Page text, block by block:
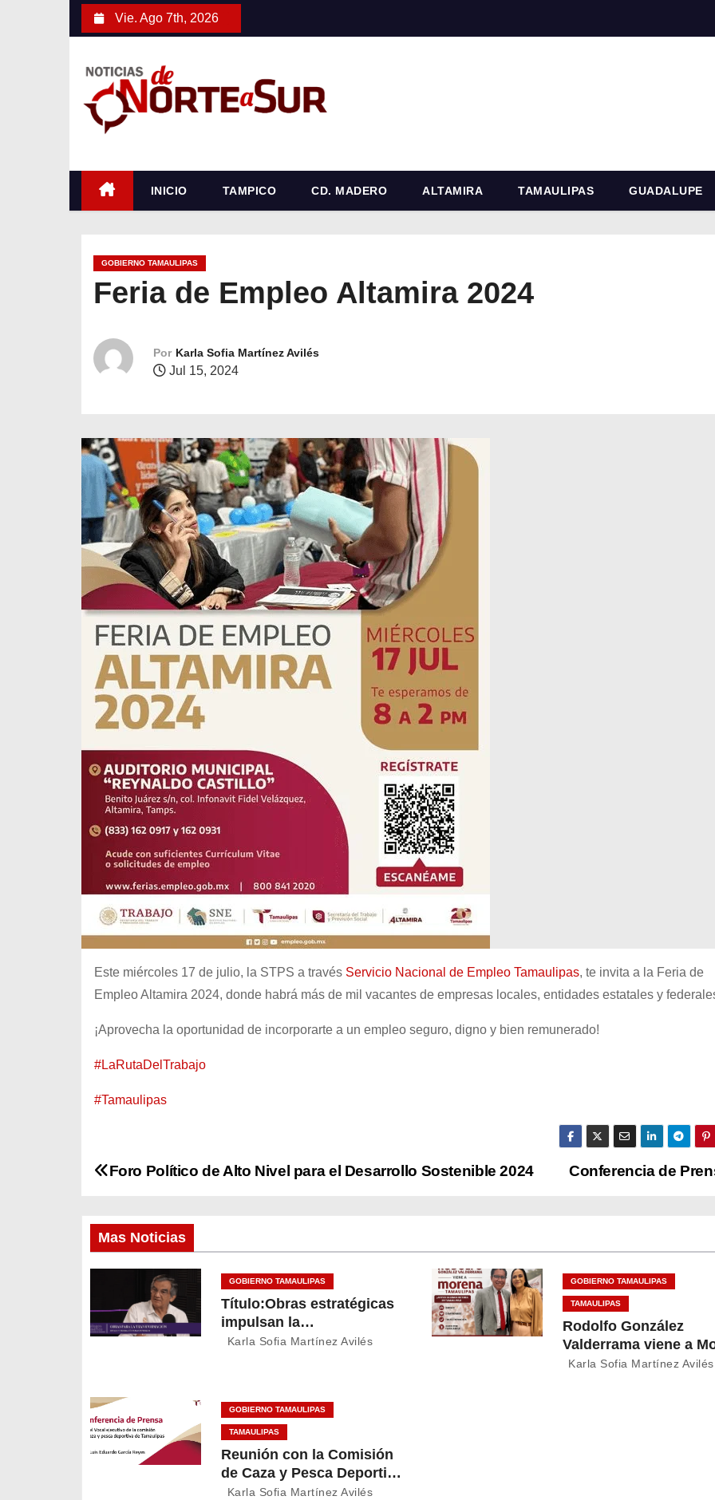
o
Vie. Ago 7th, 2026
INICIO TAMPICO CD. MADERO ALTAMIRA TAMAULIPAS GUADALUPE
GOBIERNO TAMAULIPAS
Feria de Empleo Altamira 2024
Por Karla Sofia Martínez Avilés
Jul 15, 2024
Este miércoles 17 de julio, la STPS a través Servicio Nacional de Empleo Tamaulipas, te invita a la Feria de
Empleo Altamira 2024, donde habrá más de mil vacantes de empresas locales, entidades estatales y
¡Aprovecha la oportunidad de incorporarte a un empleo seguro, digno y bien remunerado!
#LaRutaDelTrabajo
#Tamaulipas
N
v
e
g
a
i
ó
Conferencia de
Foro Político de Alto Nivel para el Desarrollo Sostenible 2024
Mas Noticias
GOBIERNO TAMAULIPAS
Título:Obras estratégicas
impulsan la
transformación y el
Karla Sofia Martínez Avilés
GOBIERNO TAMAULIPAS
TAMAULIPAS
Rodolfo González
Valderrama viene a
Tamaulipas
Karla Sofia Martínez Avilés
GOBIERNO TAMAULIPAS
TAMAULIPAS
Reunión con la Comisión
de Caza y Pesca Deportiva
de Tamaulipas
Karla Sofia Martínez Avilés